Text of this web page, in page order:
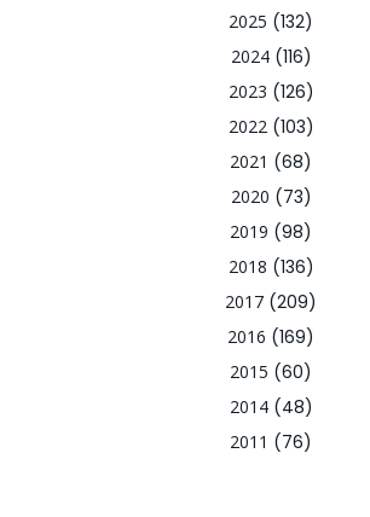
2025 (132)
2024(116)
2023 (126)
2022(103)
2021 (68)
2020 (73)
2019 (98)
2018 (136)
2017 (209)
2016 (169)
2015 (60)
2014(48)
2011 (76)